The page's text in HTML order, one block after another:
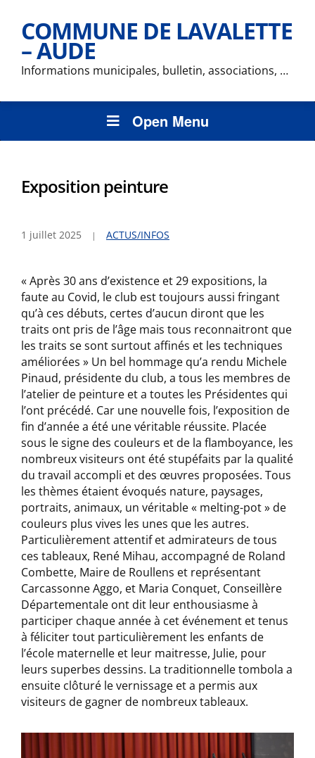
COMMUNE DE LAVALETTE
– AUDE
Informations municipales, bulletin, associations, …
Open Menu
Exposition peinture
1 juillet 2025 ACTUS/INFOS
« Après 30 ans d’existence et 29 expositions, la
faute au Covid, le club est toujours aussi fringant
qu’à ces débuts, certes d’aucun diront que les
traits ont pris de l’âge mais tous reconnaitront que
les traits se sont surtout affinés et les techniques
améliorées » Un bel hommage qu’a rendu Michele
Pinaud, présidente du club, a tous les membres de
l’atelier de peinture et a toutes les Présidentes qui
l’ont précédé. Car une nouvelle fois, l’exposition de
fin d’année a été une véritable réussite. Placée
sous le signe des couleurs et de la flamboyance, les
nombreux visiteurs ont été stupéfaits par la qualité
du travail accompli et des œuvres proposées. Tous
les thèmes étaient évoqués nature, paysages,
portraits, animaux, un véritable « melting-pot » de
couleurs plus vives les unes que les autres.
Particulièrement attentif et admirateurs de tous
ces tableaux, René Mihau, accompagné de Roland
Combette, Maire de Roullens et représentant
Carcassonne Aggo, et Maria Conquet, Conseillère
Départementale ont dit leur enthousiasme à
participer chaque année à cet événement et tenus
à féliciter tout particulièrement les enfants de
l’école maternelle et leur maitresse, Julie, pour
leurs superbes dessins. La traditionnelle tombola a
ensuite clôturé le vernissage et a permis aux
visiteurs de gagner de nombreux tableaux.